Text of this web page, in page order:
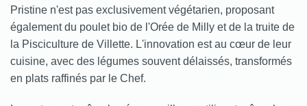
Pristine n'est pas exclusivement végétarien, proposant
également du poulet bio de l'Orée de Milly et de la truite de
la Pisciculture de Villette. L'innovation est au cœur de leur
cuisine, avec des légumes souvent délaissés, transformés
en plats raffinés par le Chef.